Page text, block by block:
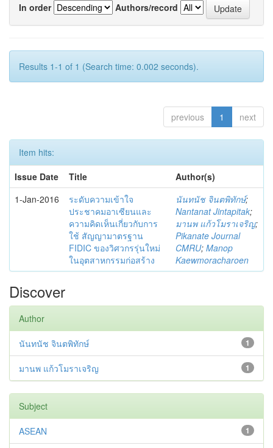
In order
Authors/record
Results 1-1 of 1 (Search time: 0.002 seconds).
previous 1 next
Item hits:
Issue Date
Title
Author(s)
1-Jan-2016
ระดับความเข้าใจ
ประชาคมอาเซียนและ
ความคิดเห็นเกี่ยวกับการ
ใช้ สัญญามาตรฐาน
FIDIC ของวิศวกรรุ่นใหม่
ในอุตสาหกรรมก่อสร้าง
นันทนัช จินตพิทักษ์;
Nantanat Jintapitak;
มานพ แก้วโมราเจริญ;
Pikanate Journal
CMRU; Manop
Kaewmoracharoen
Discover
Author
1
นันทนัช จินตพิทักษ์
1
มานพ แก้วโมราเจริญ
Subject
1
ASEAN